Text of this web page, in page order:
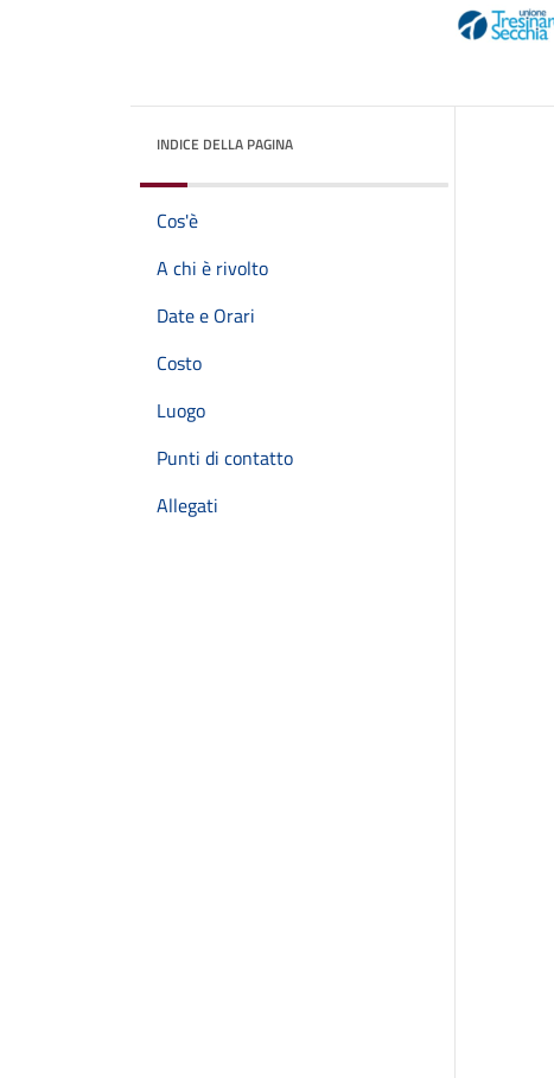
INDICE DELLA PAGINA
Cos'è
A chi è rivolto
Date e Orari
Costo
Luogo
Punti di contatto
Allegati